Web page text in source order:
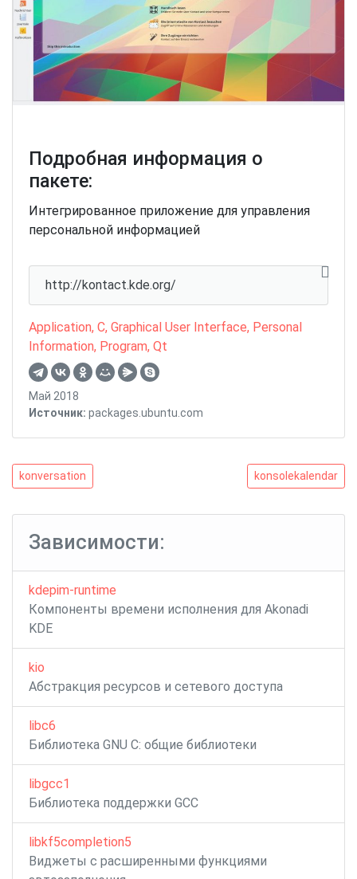
Подробная информация о
пакете:
Интегрированное приложение для управления
персональной информацией
http://kontact.kde.org/
Application, C, Graphical User Interface, Personal
Information, Program, Qt
Май 2018
Источник: packages.ubuntu.com
Навигация
записям
konversation
konversation konsolekalendar
konsolekalendar
Зависимости:
kdepim-runtime
Компоненты времени исполнения для Akonadi
KDE
kio
Абстракция ресурсов и сетевого доступа
libc6
Библиотека GNU C: общие библиотеки
libgcc1
Библиотека поддержки GCC
libkf5completion5
Виджеты с расширенными функциями